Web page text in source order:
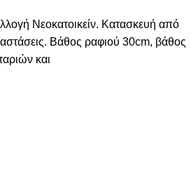
Νεοκατοικείν. Κατασκευή από
Βάθος ραφιού 30cm, βάθος
και